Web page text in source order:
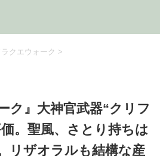
ラクエウォーク >
ク』大神官武器“クリフ
価。聖風、さとり持ちは
リザオラルも結構な産